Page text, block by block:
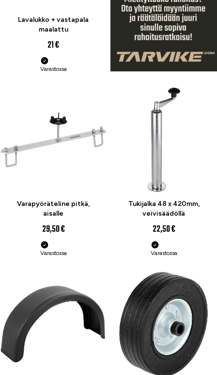
Lavalukko + vastapala
maalattu
21 €
Varastossa
Varapyöräteline pitkä,
aisalle
29,50 €
Varastossa
Tukijalka 48 x 420mm,
veivisäädöllä
22,50 €
Varastossa